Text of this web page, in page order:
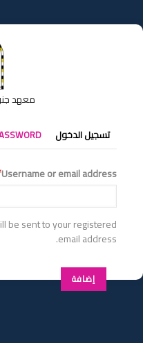
إلى
المحتوى
معهد
التبويبات
الأساسية
تسجيل الدخول
Username or email address
be sent to your registered
email address.